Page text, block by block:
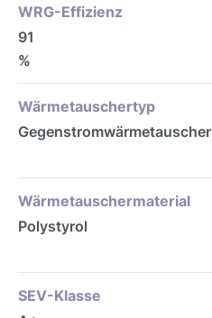
WRG-Effizienz
91
%
Wärmetauschertyp
Gegenstromwärmetauscher
Wärmetauschermaterial
Polystyrol
SEV-Klasse